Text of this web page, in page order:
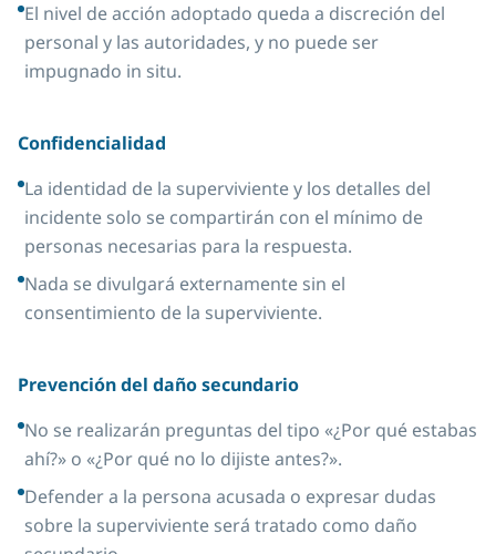
El nivel de acción adoptado queda a discreción del
personal y las autoridades, y no puede ser
impugnado in situ.
Confidencialidad
La identidad de la superviviente y los detalles del
incidente solo se compartirán con el mínimo de
personas necesarias para la respuesta.
Nada se divulgará externamente sin el
consentimiento de la superviviente.
Prevención del daño secundario
No se realizarán preguntas del tipo «¿Por qué estabas
ahí?» o «¿Por qué no lo dijiste antes?».
Defender a la persona acusada o expresar dudas
sobre la superviviente será tratado como daño